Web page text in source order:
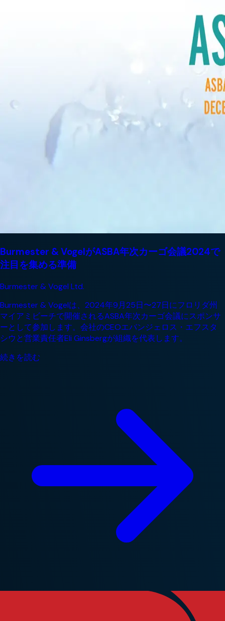
Burmester & VogelがASBA年次カーゴ会議2024で
注目を集める準備
Burmester & Vogel Ltd.
Burmester & Vogelは、2024年9月25日〜27日にフロリダ州
マイアミビーチで開催されるASBA年次カーゴ会議にスポンサ
ーとして参加します。会社のCEOエバンジェロス・エフスタ
シウと営業責任者Eli Ginsbergが組織を代表します。
続きを読む